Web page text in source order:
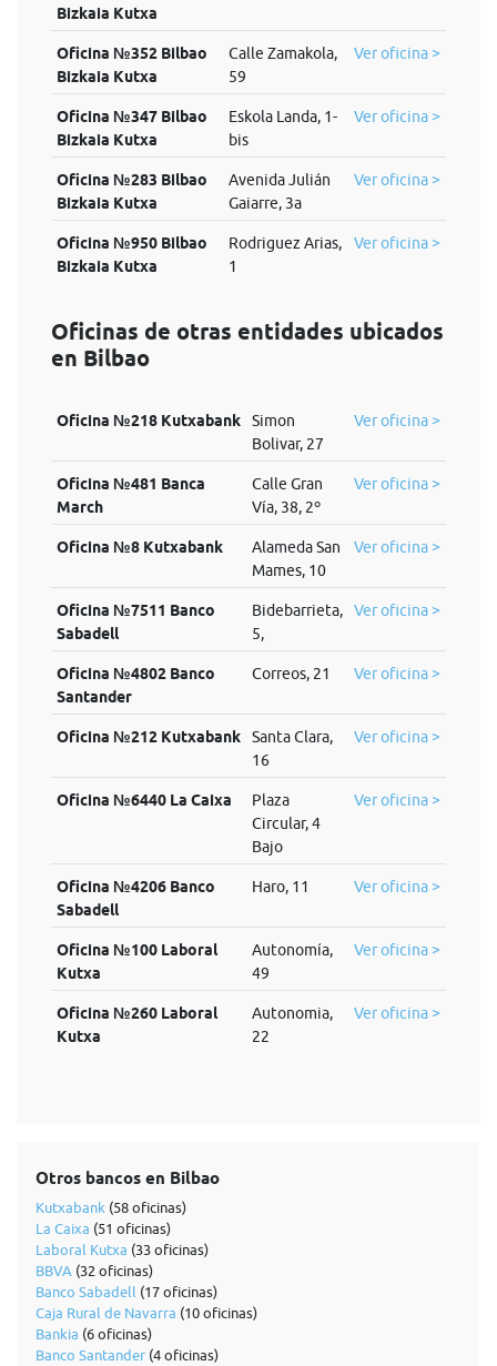
Bizkaia Kutxa
Oficina №352 Bilbao
Bizkaia Kutxa
Calle Zamakola,
59
Ver oficina >
Oficina №347 Bilbao
Bizkaia Kutxa
Eskola Landa, 1-
bis
Ver oficina >
Oficina №283 Bilbao
Bizkaia Kutxa
Avenida Julián
Gaiarre, 3a
Ver oficina >
Oficina №950 Bilbao
Bizkaia Kutxa
Rodriguez Arias,
1
Ver oficina >
Oficinas de otras entidades ubicados
en Bilbao
Oficina №218 Kutxabank
Simon
Bolivar, 27
Ver oficina >
Oficina №481 Banca
March
Calle Gran
Vía, 38, 2º
Ver oficina >
Oficina №8 Kutxabank
Alameda San
Mames, 10
Ver oficina >
Oficina №7511 Banco
Sabadell
Bidebarrieta,
5,
Ver oficina >
Oficina №4802 Banco
Santander
Correos, 21 Ver oficina >
Oficina №212 Kutxabank
Santa Clara,
16
Ver oficina >
Oficina №6440 La Caixa
Plaza
Circular, 4
Bajo
Ver oficina >
Oficina №4206 Banco
Sabadell
Haro, 11 Ver oficina >
Oficina №100 Laboral
Kutxa
Autonomía,
49
Ver oficina >
Oficina №260 Laboral
Kutxa
Autonomia,
22
Ver oficina >
Otros bancos en Bilbao
Kutxabank (58 oficinas)
La Caixa (51 oficinas)
Laboral Kutxa (33 oficinas)
BBVA (32 oficinas)
Banco Sabadell (17 oficinas)
Caja Rural de Navarra (10 oficinas)
Bankia (6 oficinas)
Banco Santander (4 oficinas)